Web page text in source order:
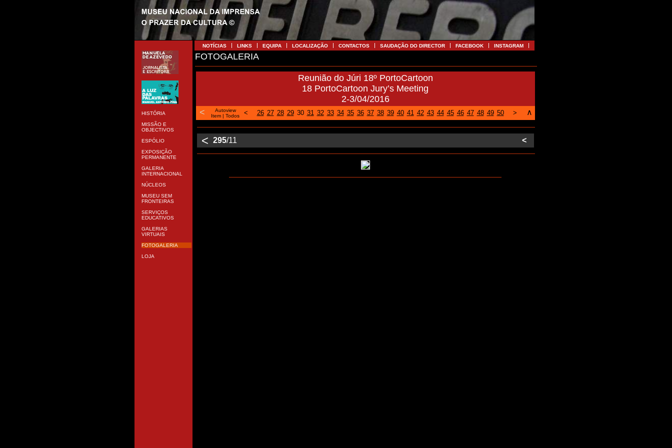
HISTÓRIA
MISSÃO E
OBJECTIVOS
ESPÓLIO
EXPOSIÇÃO
PERMANENTE
GALERIA
INTERNACIONAL
NÚCLEOS
MUSEU SEM
FRONTEIRAS
SERVIÇOS
EDUCATIVOS
GALERIAS
VIRTUAIS
FOTOGALERIA
LOJA
NOTÍCIAS LINKS EQUIPA LOCALIZAÇÃO CONTACTOS SAUDAÇÃO DO DIRECTOR FACEBOOK INSTAGRAM
FOTOGALERIA
Reunião do Júri 18º PortoCartoon
18 PortoCartoon Jury’s Meeting
2-3/04/2016
<
Autoview
Item | Todos < 26 27 28 29 30 31 32 33 34 35 36 37 38 39 40 41 42 43 44 45 46 47 48 49 50 > ∧
< 295/11 <